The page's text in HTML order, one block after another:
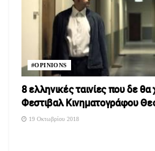
#OPINIONS
8 ελληνικές ταινίες που δε
Φεστιβαλ Κινηματογράφου
19 Οκτωβρίου 2018